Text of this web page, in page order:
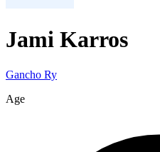
Jami Karros
Gancho Ry
Age